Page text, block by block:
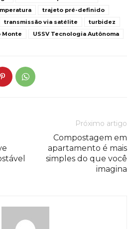
trajeto pré-definido
transmissão via satélite
turbidez
Monte
USSV Tecnologia Autônoma
Próximo artigo
Compostagem em
apartamento é mais
simples do que você
imagina